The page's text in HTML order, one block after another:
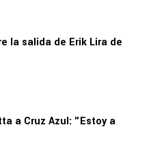
la salida de Erik Lira de
a Cruz Azul: "Estoy a